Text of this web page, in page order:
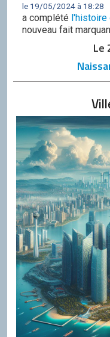
le 19/05/2024 à 18:28
a complété l'histoire
nouveau fait
Le